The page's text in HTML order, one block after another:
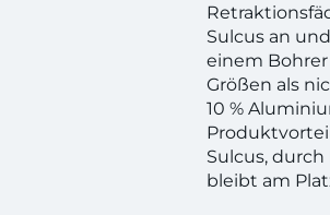
Sulcus an
einem
Größen als
10 %
Sulcus,
bleibt am